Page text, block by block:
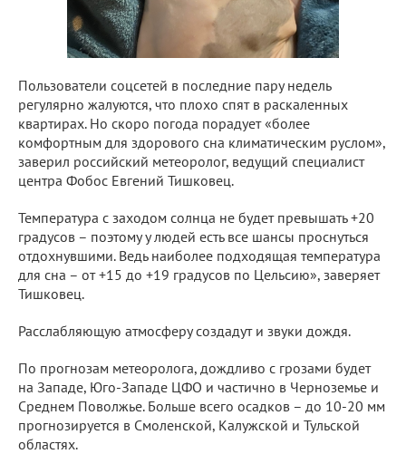
Пользователи соцсетей в последние пару недель
регулярно жалуются, что плохо спят в раскаленных
квартирах. Но скоро погода порадует «более
комфортным для здорового сна климатическим руслом»,
заверил российский метеоролог, ведущий специалист
центра Фобос Евгений Тишковец.
Температура с заходом солнца не будет превышать +20
градусов – поэтому у людей есть все шансы проснуться
отдохнувшими. Ведь наиболее подходящая температура
для сна – от +15 до +19 градусов по Цельсию», заверяет
Тишковец.
Расслабляющую атмосферу создадут и звуки дождя.
По прогнозам метеоролога, дождливо с грозами будет
на Западе, Юго-Западе ЦФО и частично в Черноземье и
Среднем Поволжье. Больше всего осадков – до 10-20 мм
прогнозируется в Смоленской, Калужской и Тульской
областях.